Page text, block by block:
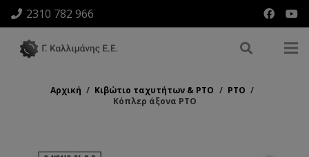
2310 782 966
Αρχική / Κιβώτιο ταχυτήτων & ΡΤΟ / ΡΤΟ /
Κόπλερ άξονα ΡΤΟ